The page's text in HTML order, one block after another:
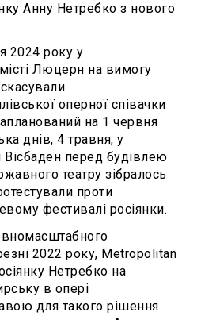
Анну Нетребко з нового
2024 року у
Люцерн на вимогу
оперної співачки
на 1 червня
днів, 4 травня, у
Вісбаден перед будівлею
театру зібралось
проти
фестивалі росіянки.
2022 року, Metropolitan
Нетребко на
в опері
для такого рішення